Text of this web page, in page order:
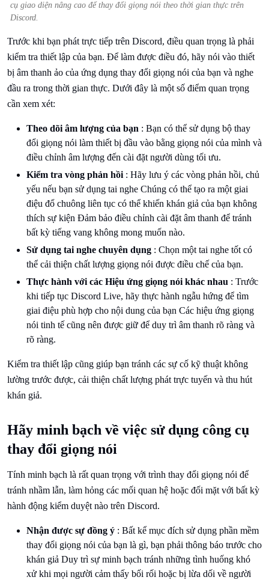
cụ giao diện nâng cao để thay đổi giọng nói theo thời gian thực trên
Discord.
Trước khi bạn phát trực tiếp trên Discord, điều quan trọng là phải
kiểm tra thiết lập của bạn. Để làm được điều đó, hãy nói vào thiết
bị âm thanh ảo của ứng dụng thay đổi giọng nói của bạn và nghe
đầu ra trong thời gian thực. Dưới đây là một số điểm quan trọng
cần xem xét:
Theo dõi âm lượng của bạn : Bạn có thể sử dụng bộ thay
đổi giọng nói làm thiết bị đầu vào bằng giọng nói của mình và
điều chỉnh âm lượng đến cài đặt người dùng tối ưu.
Kiểm tra vòng phản hồi : Hãy lưu ý các vòng phản hồi, chủ
yếu nếu bạn sử dụng tai nghe Chúng có thể tạo ra một giai
điệu đổ chuông liên tục có thể khiến khán giả của bạn không
thích sự kiện Đảm bảo điều chỉnh cài đặt âm thanh để tránh
bất kỳ tiếng vang không mong muốn nào.
Sử dụng tai nghe chuyên dụng : Chọn một tai nghe tốt có
thể cải thiện chất lượng giọng nói được điều chế của bạn.
Thực hành với các Hiệu ứng giọng nói khác nhau : Trước
khi tiếp tục Discord Live, hãy thực hành ngẫu hứng để tìm
giai điệu phù hợp cho nội dung của bạn Các hiệu ứng giọng
nói tinh tế cũng nên được giữ để duy trì âm thanh rõ ràng và
rõ ràng.
Kiểm tra thiết lập cũng giúp bạn tránh các sự cố kỹ thuật không
lường trước được, cải thiện chất lượng phát trực tuyến và thu hút
khán giả.
Hãy minh bạch về việc sử dụng công cụ
thay đổi giọng nói
Tính minh bạch là rất quan trọng với trình thay đổi giọng nói để
tránh nhầm lẫn, làm hỏng các mối quan hệ hoặc đối mặt với bất kỳ
hành động kiểm duyệt nào trên Discord.
Nhận được sự đồng ý : Bất kể mục đích sử dụng phần mềm
thay đổi giọng nói của bạn là gì, bạn phải thông báo trước cho
khán giả Duy trì sự minh bạch tránh những tình huống khó
xử khi mọi người cảm thấy bối rối hoặc bị lừa dối về người